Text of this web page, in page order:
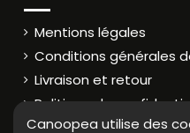
Mentions légales
Conditions générales
Livraison et retour
Politique de
Canoopea utilise des